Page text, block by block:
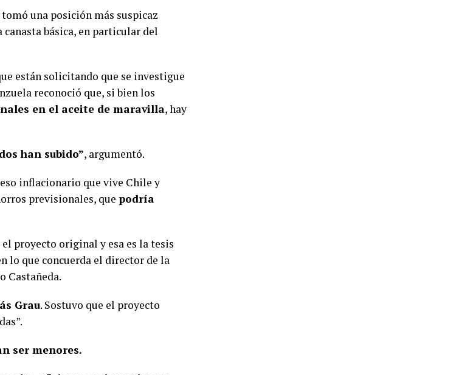
una posición más suspicaz
básica, en particular del
están solicitando que se investigue
reconoció que, si bien los
en el aceite de maravilla, hay
han subido”, argumentó.
inflacionario que vive Chile y
previsionales, que podría
proyecto original y esa es la tesis
lo que concuerda el director de la
Castañeda.
Grau. Sostuvo que el proyecto
ser menores.